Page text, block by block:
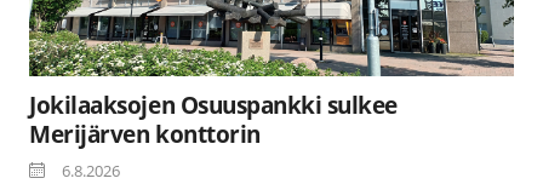
Jokilaaksojen Osuuspankki sulkee
Merijärven konttorin
6.8.2026